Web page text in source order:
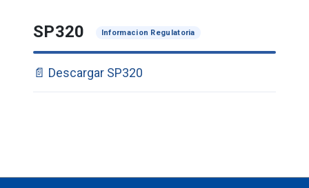
SP320 Informacion Regulatoria
📄 Descargar SP320